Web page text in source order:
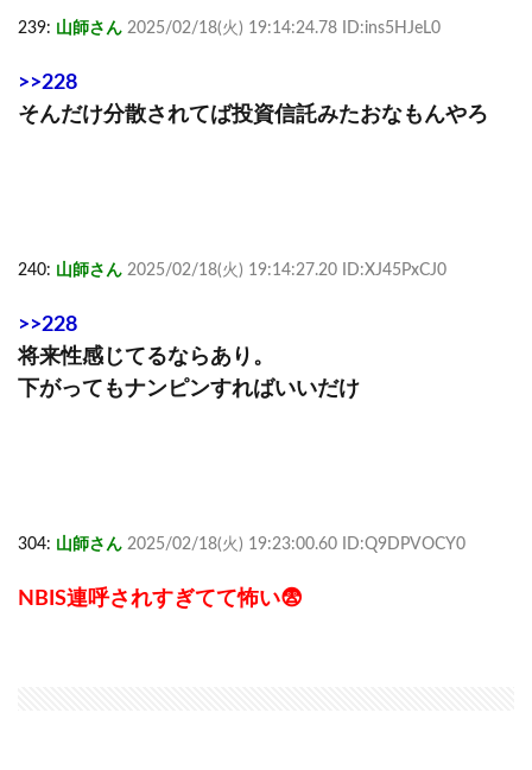
239: 山師さん 2025/02/18(火) 19:14:24.78 ID:ins5HJeL0
>>228
そんだけ分散されてば投資信託みたおなもんやろ
240: 山師さん 2025/02/18(火) 19:14:27.20 ID:XJ45PxCJ0
>>228
将来性感じてるならあり。
下がってもナンピンすればいいだけ
304: 山師さん 2025/02/18(火) 19:23:00.60 ID:Q9DPVOCY0
NBIS連呼されすぎてて怖い😨